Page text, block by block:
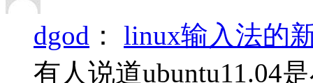
dgod ： linux输入法的
有人说道ubuntu11.04